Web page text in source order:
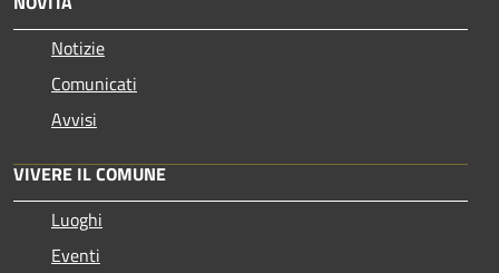
Notizie
Comunicati
Avvisi
VIVERE IL COMUNE
Luoghi
Eventi